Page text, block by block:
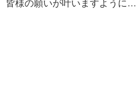
皆様の願いが叶いますように…